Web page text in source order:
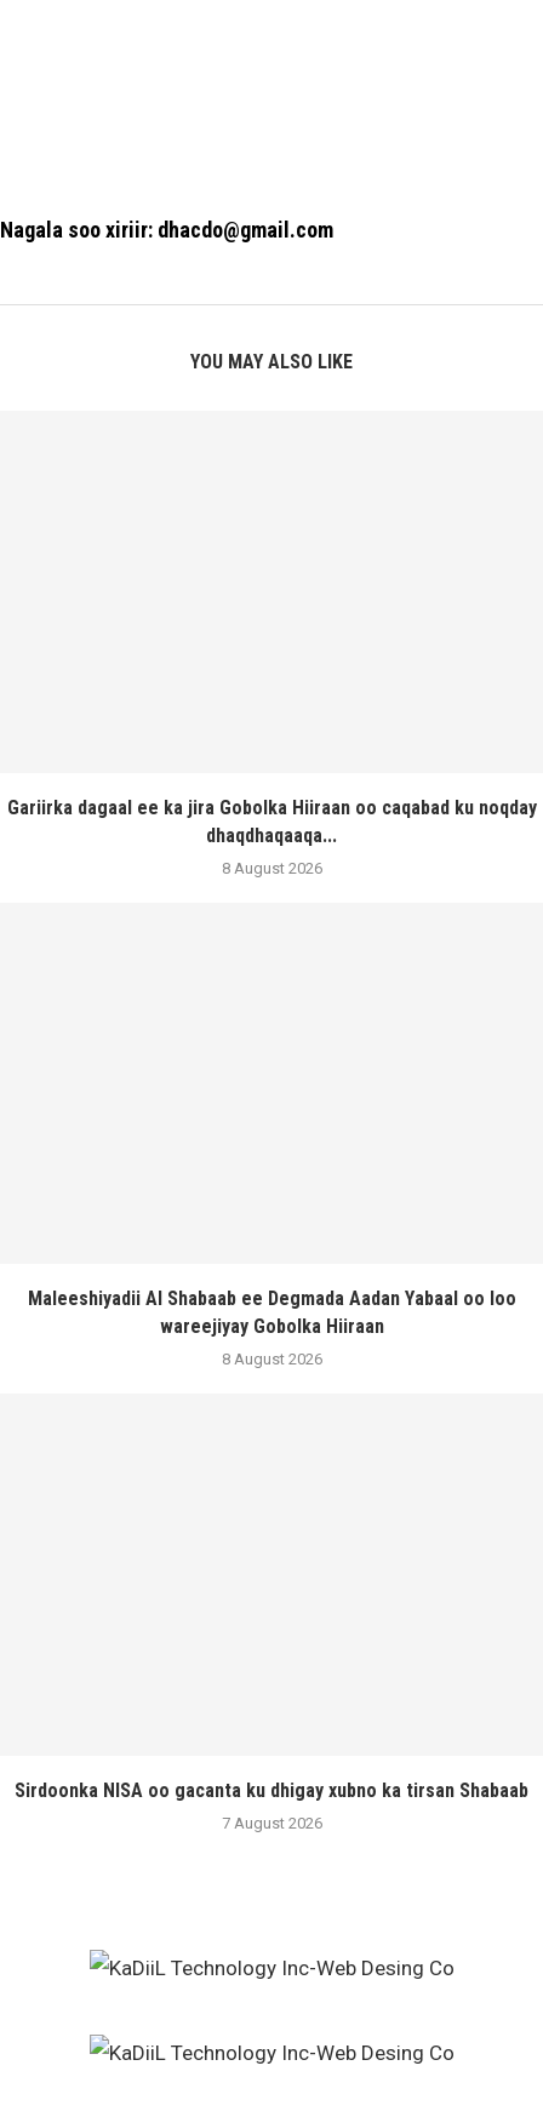
Nagala soo xiriir: dhacdo@gmail.com
YOU MAY ALSO LIKE
Gariirka dagaal ee ka jira Gobolka Hiiraan oo caqabad ku noqday
dhaqdhaqaaqa...
8 August 2026
Maleeshiyadii Al Shabaab ee Degmada Aadan Yabaal oo loo
wareejiyay Gobolka Hiiraan
8 August 2026
Sirdoonka NISA oo gacanta ku dhigay xubno ka tirsan Shabaab
7 August 2026